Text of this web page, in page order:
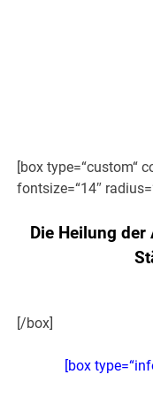
[box type=“custom“
fontsize=“14″
Die Heilung
[/box]
[box